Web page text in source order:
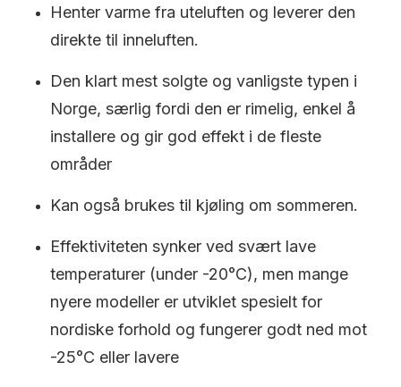
Henter varme fra uteluften og leverer den
direkte til inneluften.
Den klart mest solgte og vanligste typen i
Norge, særlig fordi den er rimelig, enkel å
installere og gir god effekt i de fleste
områder
Kan også brukes til kjøling om sommeren.
Effektiviteten synker ved svært lave
temperaturer (under -20°C), men mange
nyere modeller er utviklet spesielt for
nordiske forhold og fungerer godt ned mot
-25°C eller lavere